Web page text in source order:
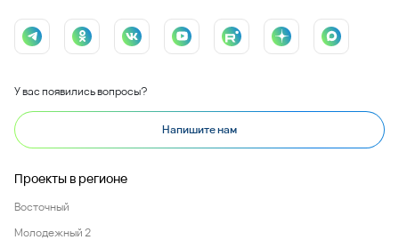
У вас появились вопросы?
Напишите нам
Проекты в регионе
Восточный
Молодежный 2